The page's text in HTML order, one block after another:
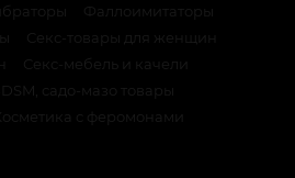
Фаллоимитаторы
Секс-товары для женщин
Секс-мебель и качели
садо-мазо товары
Косметика с феромонами